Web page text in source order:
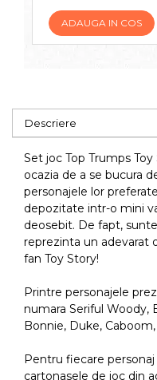
ADAUGA IN COS
Descriere
Set joc Top Trumps
ocazia de a se bucura
personajele lor
depozitate intr-o mini
deosebit. De fapt,
reprezinta un adevarat
fan Toy Story!
Printre personajele
numara Seriful Woody,
Bonnie, Duke,
Pentru fiecare
cartonasele de joc din